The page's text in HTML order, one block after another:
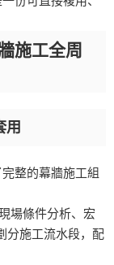
施工全周
用
整的幕牆施工組
場條件分析、宏
分施工流水段，配